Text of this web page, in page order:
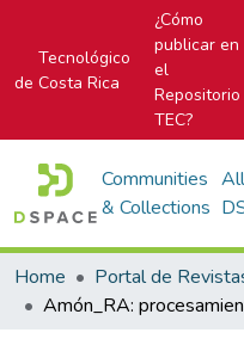
Tecnológico
de Costa Rica
¿Cómo
publicar en
el
Repositorio
TEC?
Communities
& Collections
Home